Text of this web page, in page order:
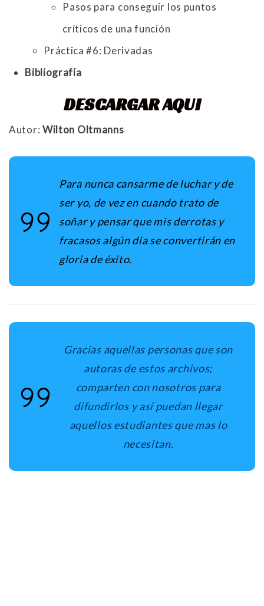
Pasos para conseguir los puntos
críticos de una función
Práctica #6: Derivadas
Bibliografía
DESCARGAR AQUI
Autor: Wilton Oltmanns
Para nunca cansarme de luchar y de
ser yo, de vez en cuando trato de
soñar y pensar que mis derrotas y
fracasos algún dia se convertirán en
gloria de éxito.
Gracias aquellas personas que son
autoras de estos archivos;
comparten con nosotros para
difundirlos y así puedan llegar
aquellos estudiantes que mas lo
necesitan.